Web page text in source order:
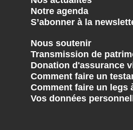
Notre agenda
S’abonner à la
Nous soutenir
Transmission de
Donation d'assurance
Comment faire un
Comment faire un legs
Vos données